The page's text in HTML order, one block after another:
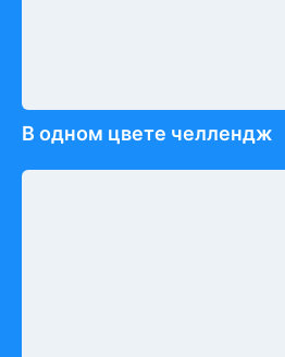
В одном цвете челлендж